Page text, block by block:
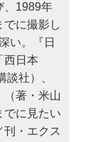
、1989年
でに撮影し
い。『日
西日本
社）、
（著・米山
でに見たい
・エクス